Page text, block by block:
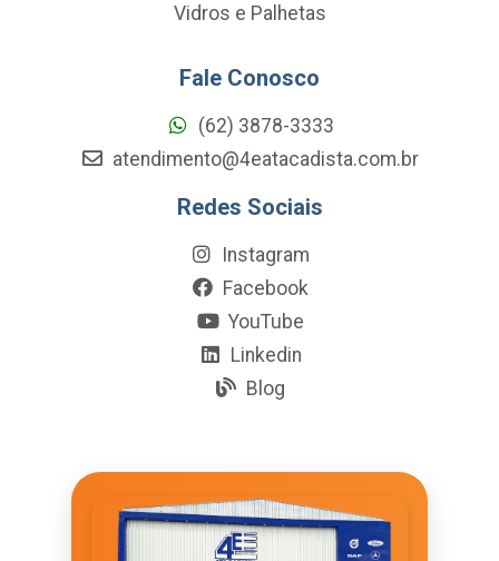
Vidros e Palhetas
Fale Conosco
(62) 3878-3333
atendimento@4eatacadista.com.br
Redes Sociais
Instagram
Facebook
YouTube
Linkedin
Blog